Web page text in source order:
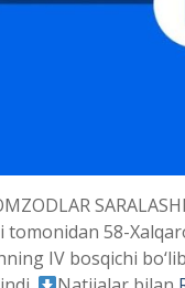
58-
IV bosqichi bo‘lib